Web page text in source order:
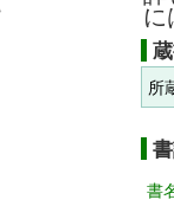
に
所
書